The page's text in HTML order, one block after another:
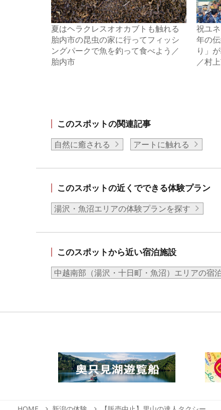
夏はヘラクレスオオカブトも触れる
胎内市の昆虫の家に行ってフィッシ
ングパークで魚を釣って食べよう／
胎内市
祝ユ
年の
り」
／村
このスポットの関連記事
自然に癒される アートに触れる
このスポットの近くでできる体験プラン
湯沢・魚沼エリアの体験プランを探す
このスポットから近い宿泊施設
中越南部（湯沢・十日町・魚沼）エリアの宿